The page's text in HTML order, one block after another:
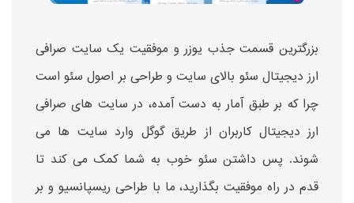
بزرگترین قسمت جذب یوزر و موفقیت یک سایت صرافی
ارز دیجیتال سئو بالای سایت و طراحی بر اصول سئو است
چرا که بر طبق آمار به دست آمده، در سایت های صرافی
ارز دیجیتال کاربران از طریق گوگل وارد سایت ها می
شوند. پس داشتن سئو خوب به شما کمک می کند تا
قدم در راه موفقیت بگذارید، ما با طراحی ریسپانسیو و بر